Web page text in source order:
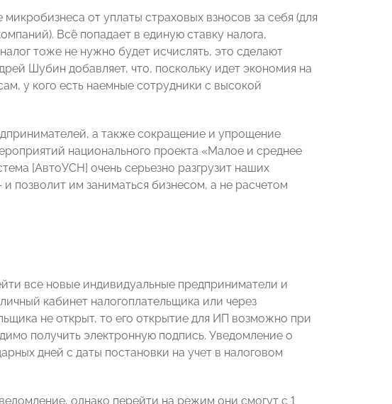
от уплаты страховых взносов за себя (для
Всё попадает в единую ставку налога,
тоже не нужно будет исчислять, это сделают
Шубин добавляет, что, поскольку идет экономия на
у кого есть наемные сотрудники с высокой
а также сокращение и упрощение
национального проекта «Малое и среднее
[АвтоУСН] очень серьезно разгрузит наших
им заниматься бизнесом, а не расчетом
все новые индивидуальные предприниматели и
кабинет налогоплательщика или через
не открыт, то его открытие для ИП возможно при
получить электронную подпись. Уведомление о
дней с даты постановки на учет в налоговом
однако перейти на режим они смогут с 1